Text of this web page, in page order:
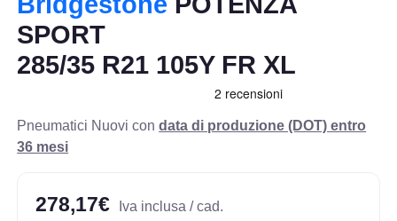
SPORT
285/35 R21 105Y FR XL
Pneumatici Nuovi condata di produzione (DOT) entro
36 mesi
278,17€ Iva inclusa / cad.